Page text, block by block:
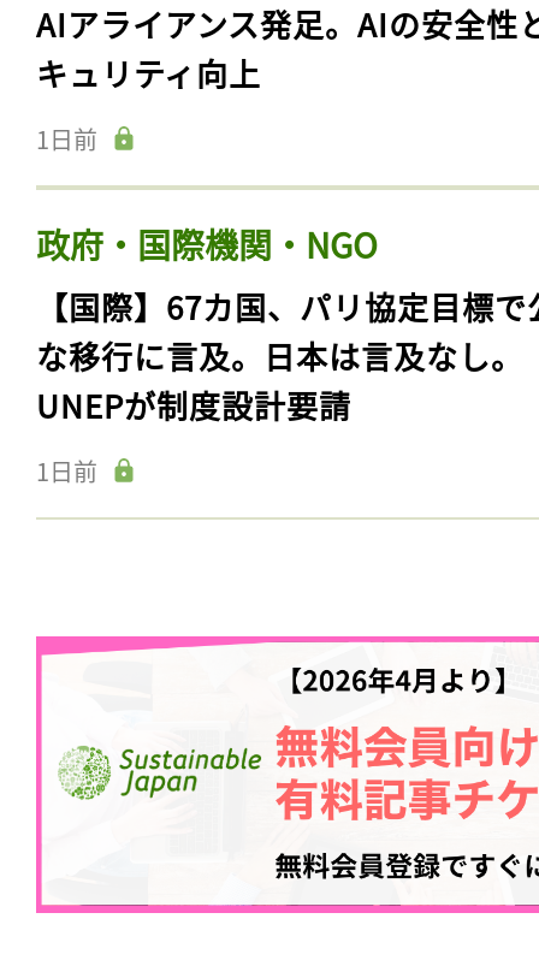
AIアライアンス発足。AIの安全性
キュリティ向上
1日前
政府・国際機関・NGO
【国際】67カ国、パリ協定目標で
な移行に言及。日本は言及なし。
UNEPが制度設計要請
1日前